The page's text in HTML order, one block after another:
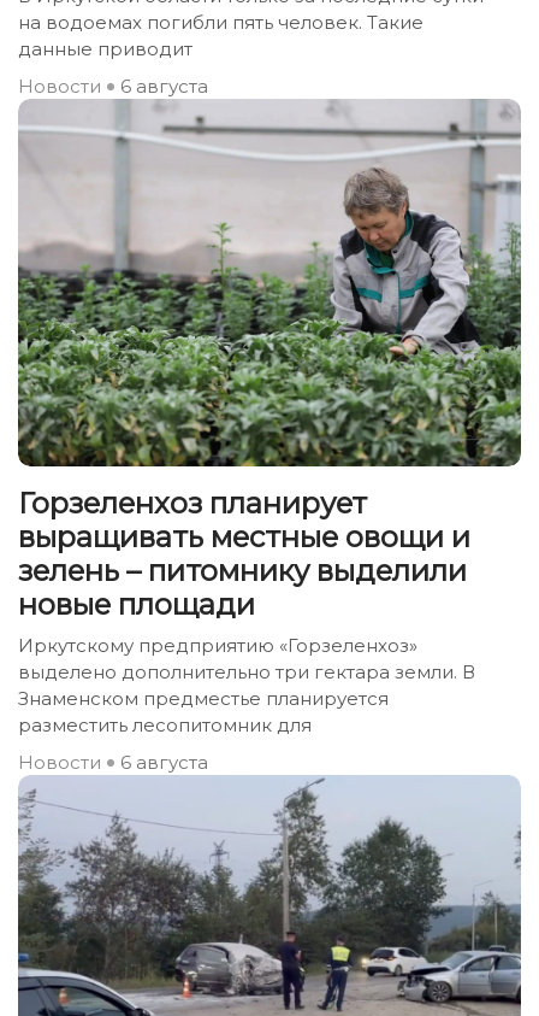
на водоемах погибли пять человек. Такие
данные приводит
Новости
6 августа
Горзеленхоз планирует
выращивать местные овощи и
зелень – питомнику выделили
новые площади
Иркутскому предприятию «Горзеленхоз»
выделено дополнительно три гектара земли. В
Знаменском предместье планируется
разместить лесопитомник для
Новости
6 августа